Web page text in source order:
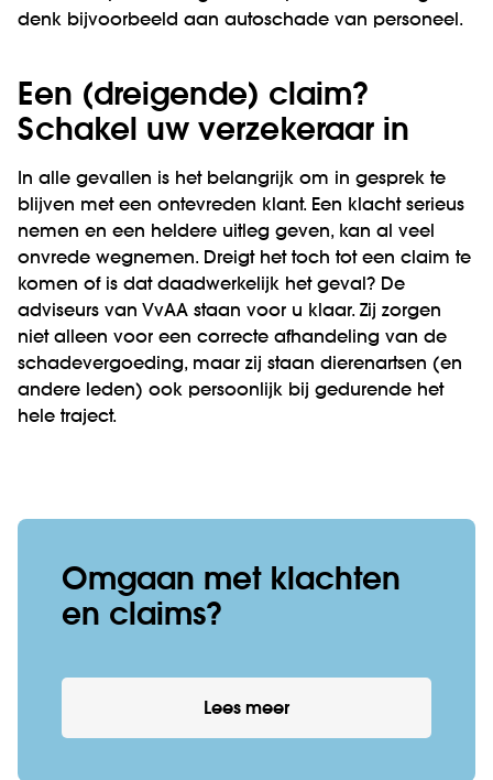
denk bijvoorbeeld aan autoschade van personeel.
Een (dreigende) claim?
Schakel uw verzekeraar in
In alle gevallen is het belangrijk om in gesprek te
blijven met een ontevreden klant. Een klacht serieus
nemen en een heldere uitleg geven, kan al veel
onvrede wegnemen. Dreigt het toch tot een claim te
komen of is dat daadwerkelijk het geval? De
adviseurs van VvAA staan voor u klaar. Zij zorgen
niet alleen voor een correcte afhandeling van de
schadevergoeding, maar zij staan dierenartsen (en
andere leden) ook persoonlijk bij gedurende het
hele traject.
Omgaan met klachten
en claims?
Lees meer